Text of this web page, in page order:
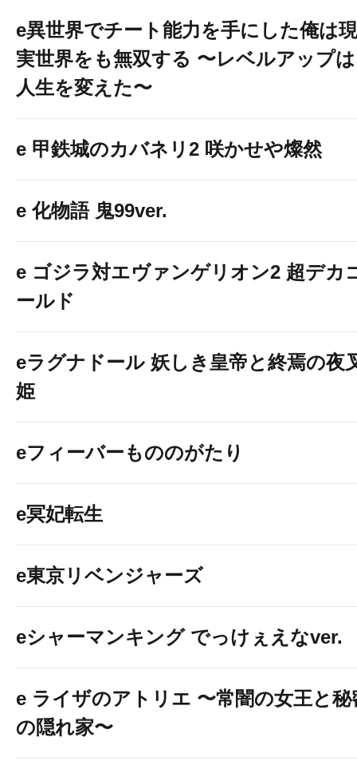
e異世界でチート能力を手にした俺は現
実世界をも無双する 〜レベルアップは
人生を変えた〜
e 甲鉄城のカバネリ2 咲かせや燦然
e 化物語 鬼99ver.
e ゴジラ対エヴァンゲリオン2 超デカ
ールド
eラグナドール 妖しき皇帝と終焉の夜
姫
eフィーバーもののがたり
e冥妃転生
e東京リベンジャーズ
eシャーマンキング でっけぇえなver.
e ライザのアトリエ 〜常闇の女王と秘
の隠れ家〜